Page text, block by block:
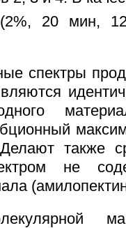
(2%, 20 мин,
спектры
также
не